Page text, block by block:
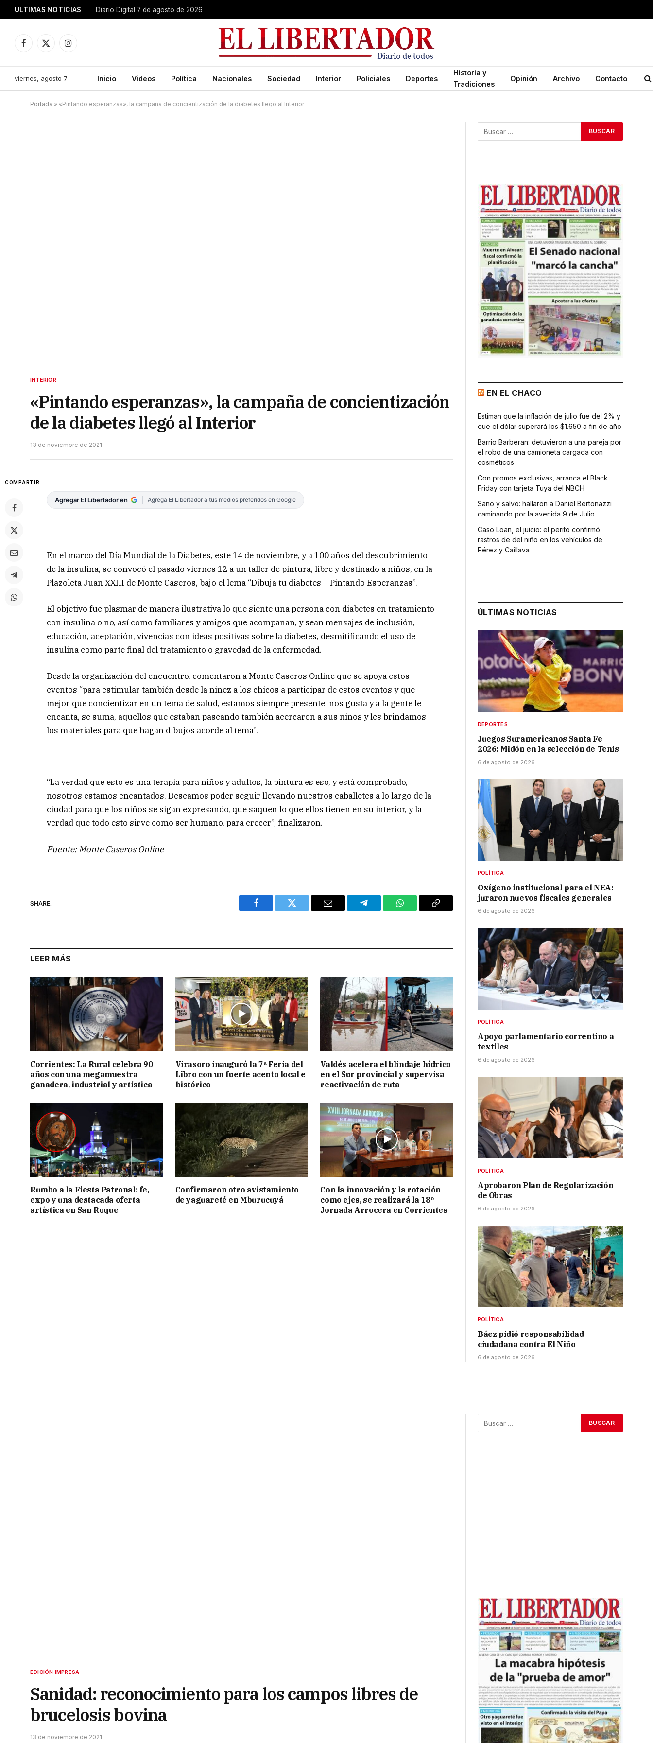
ULTIMAS NOTICIAS Diario Digital 7 de agosto de 2026
Facebook
X
Instagram
viernes, agosto 7 Inicio Videos Política Nacionales Sociedad Interior Policiales Deportes
Historia y
Tradiciones
Opinión Archivo Contacto
Portada » «Pintando esperanzas», la campaña de concientización de la diabetes llegó al Interior
INTERIOR
«Pintando esperanzas», la campaña de concientización
de la diabetes llegó al Interior
13 de noviembre de 2021
COMPARTIR
Agregar El Libertador en Agrega El Libertador a tus medios preferidos en Google
En el marco del Día Mundial de la Diabetes, este 14 de noviembre, y a 100 años del descubrimiento
de la insulina, se convocó el pasado viernes 12 a un taller de pintura, libre y destinado a niños, en la
Plazoleta Juan XXIII de Monte Caseros, bajo el lema “Dibuja tu diabetes – Pintando Esperanzas”.
El objetivo fue plasmar de manera ilustrativa lo que siente una persona con diabetes en tratamiento
con insulina o no, así como familiares y amigos que acompañan, y sean mensajes de inclusión,
educación, aceptación, vivencias con ideas positivas sobre la diabetes, desmitificando el uso de
insulina como parte final del tratamiento o gravedad de la enfermedad.
Desde la organización del encuentro, comentaron a Monte Caseros Online que se apoya estos
eventos “para estimular también desde la niñez a los chicos a participar de estos eventos y que
mejor que concientizar en un tema de salud, estamos siempre presente, nos gusta y a la gente le
encanta, se suma, aquellos que estaban paseando también acercaron a sus niños y les brindamos
los materiales para que hagan dibujos acorde al tema”.
“La verdad que esto es una terapia para niños y adultos, la pintura es eso, y está comprobado,
nosotros estamos encantados. Deseamos poder seguir llevando nuestros caballetes a lo largo de la
ciudad para que los niños se sigan expresando, que saquen lo que ellos tienen en su interior, y la
verdad que todo esto sirve como ser humano, para crecer”, finalizaron.
Fuente: Monte Caseros Online
SHARE.
Facebook Twitter Email Telegram WhatsAppCopy
LEER MÁS
Corrientes: La Rural celebra 90
años con una megamuestra
ganadera, industrial y artística
Virasoro inauguró la 7ª Feria del
Libro con un fuerte acento local e
histórico
Valdés acelera el blindaje hídrico
en el Sur provincial y supervisa
reactivación de ruta
Rumbo a la Fiesta Patronal: fe,
expo y una destacada oferta
artística en San Roque
Confirmaron otro avistamiento
de yaguareté en Mburucuyá
Con la innovación y la rotación
como ejes, se realizará la 18º
Jornada Arrocera en Corrientes
EN EL CHACO
Estiman que la inflación de julio fue del 2% y
que el dólar superará los $1.650 a fin de año
Barrio Barberan: detuvieron a una pareja por
el robo de una camioneta cargada con
cosméticos
Con promos exclusivas, arranca el Black
Friday con tarjeta Tuya del NBCH
Sano y salvo: hallaron a Daniel Bertonazzi
caminando por la avenida 9 de Julio
Caso Loan, el juicio: el perito confirmó
rastros de del niño en los vehículos de
Pérez y Caillava
ÚLTIMAS NOTICIAS
DEPORTES
Juegos Suramericanos Santa Fe
2026: Midón en la selección de Tenis
6 de agosto de 2026
POLÍTICA
Oxígeno institucional para el NEA:
juraron nuevos fiscales generales
6 de agosto de 2026
POLÍTICA
Apoyo parlamentario correntino a
textiles
6 de agosto de 2026
POLÍTICA
Aprobaron Plan de Regularización
de Obras
6 de agosto de 2026
POLÍTICA
Báez pidió responsabilidad
ciudadana contra El Niño
6 de agosto de 2026
EDICIÓN IMPRESA
Sanidad: reconocimiento para los campos libres de
brucelosis bovina
13 de noviembre de 2021